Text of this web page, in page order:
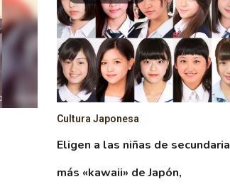
Cultura Japonesa
Eligen a las niñas de secundaria
más «kawaii» de Japón,